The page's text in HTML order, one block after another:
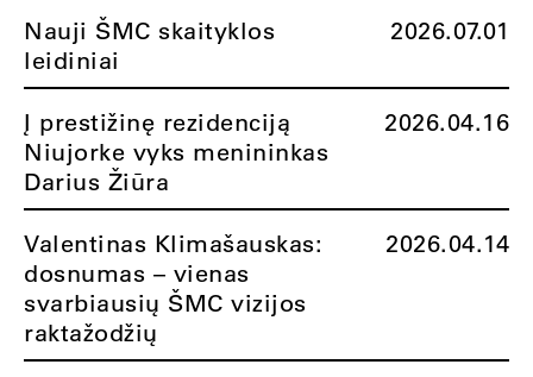
Nauji ŠMC skaityklos
leidiniai
2026.07.01
Į prestižinę rezidenciją
Niujorke vyks menininkas
Darius Žiūra
2026.04.16
Valentinas Klimašauskas:
dosnumas – vienas
svarbiausių ŠMC vizijos
raktažodžių
2026.04.14